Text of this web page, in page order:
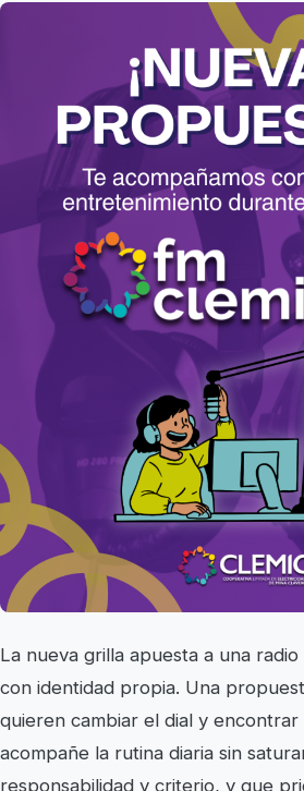
La nueva grilla apuesta a una
con identidad propia. Una
quieren cambiar el dial y encontrar
acompañe la rutina diaria sin
responsabilidad y criterio, y que